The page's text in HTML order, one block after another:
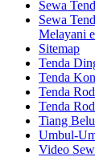
Sewa
Sewa
Melayani
Sitemap
Tenda
Tenda
Tenda
Tenda
Tiang
Umbul-
Video